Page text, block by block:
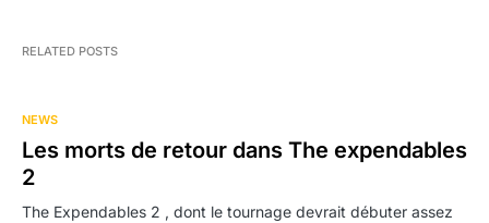
RELATED POSTS
NEWS
Les morts de retour dans The expendables
2
The Expendables 2 , dont le tournage devrait débuter assez